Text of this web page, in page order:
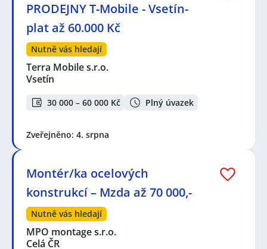
PRODEJNY T-Mobile - Vsetín-
plat až 60.000 Kč
Nutně vás hledají
Terra Mobile s.r.o.
Vsetín
30 000 – 60 000 Kč Plný úvazek
Zveřejněno: 4. srpna
Montér/ka ocelových
konstrukcí – Mzda až 70 000,-
Nutně vás hledají
MPO montage s.r.o.
Celá ČR